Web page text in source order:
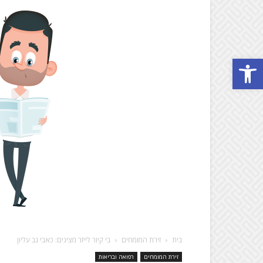
Open toolbar
בית זירת המומחים בי קיור לייזר מציגים: כאבי גב עליון
זירת המומחים רפואה ובריאות